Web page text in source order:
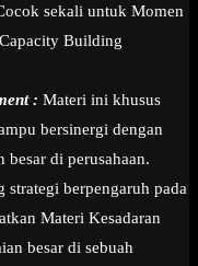
sekali untuk Momen
Building
: Materi ini khusus
bersinergi dengan
besar di perusahaan.
strategi berpengaruh pada
Materi Kesadaran
besar di sebuah